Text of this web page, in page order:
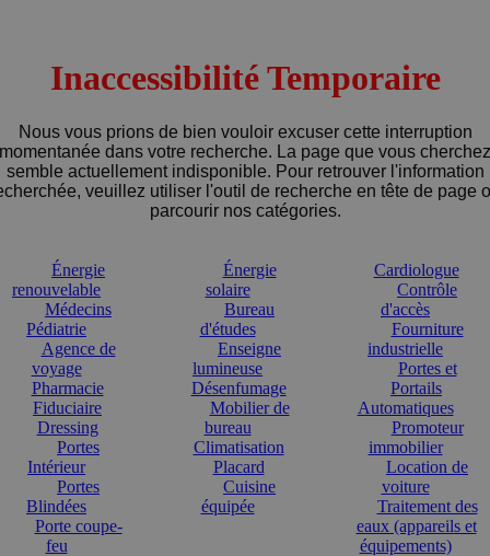
Inaccessibilité Temporaire
Nous vous prions de bien vouloir excuser cette interruption
momentanée dans votre recherche. La page que vous cherchez
semble actuellement indisponible. Pour retrouver l'information
veuillez utiliser l'outil de recherche en tête de page
parcourir nos catégories.
Énergie
renouvelable
Médecins
Pédiatrie
Agence de
voyage
Pharmacie
Fiduciaire
Dressing
Portes
Intérieur
Portes
Blindées
Porte coupe-
feu
Énergie
solaire
Bureau
d'études
Enseigne
lumineuse
Désenfumage
Mobilier de
bureau
Climatisation
Placard
Cuisine
équipée
Cardiologue
Contrôle
d'accès
Fourniture
industrielle
Portes et
Portails
Automatiques
Promoteur
immobilier
Location de
voiture
Traitement des
eaux (appareils et
équipements)